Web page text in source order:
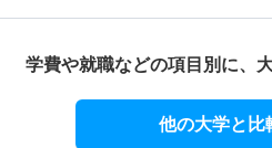
学費や就職などの項目別に、
他の大学と比